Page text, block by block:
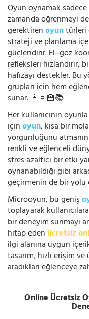
Oyun oynamak
zamanda öğrenmeyi
gerektirenoyuntürleri
strateji ve planlama
güçlendirir. El–göz
refleksleri
hafızayı destekler. Bu
grupları için hem
sunar. 👩🏻‍🏫📚
Her kullanıcının
içinoyun, kısa bir
yorgunluğunu
renkli ve eğlenceli
stres azaltıcı bir etki
oynanabildiği gibi
geçirmenin de bir
Microoyun, bu geniş
toplayarak
bir deneyim sunmayı
hitap eden ücretsiz
ilgi alanına uygun
tasarım, hızlı erişim
aradıkları eğlenceye
Online Ücretsiz